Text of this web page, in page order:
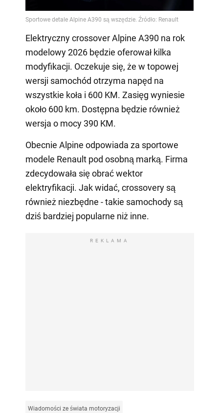
Elektryczny crossover Alpine A390 na rok
modelowy 2026 będzie oferował kilka
modyfikacji. Oczekuje się, że w topowej
wersji samochód otrzyma napęd na
wszystkie koła i 600 KM. Zasięg wyniesie
około 600 km. Dostępna będzie również
wersja o mocy 390 KM.
Obecnie Alpine odpowiada za sportowe
modele Renault pod osobną marką. Firma
zdecydowała się obrać wektor
elektryfikacji. Jak widać, crossovery są
również niezbędne - takie samochody są
dziś bardziej popularne niż inne.
REKLAMA
Wiadomości ze świata motoryzacji